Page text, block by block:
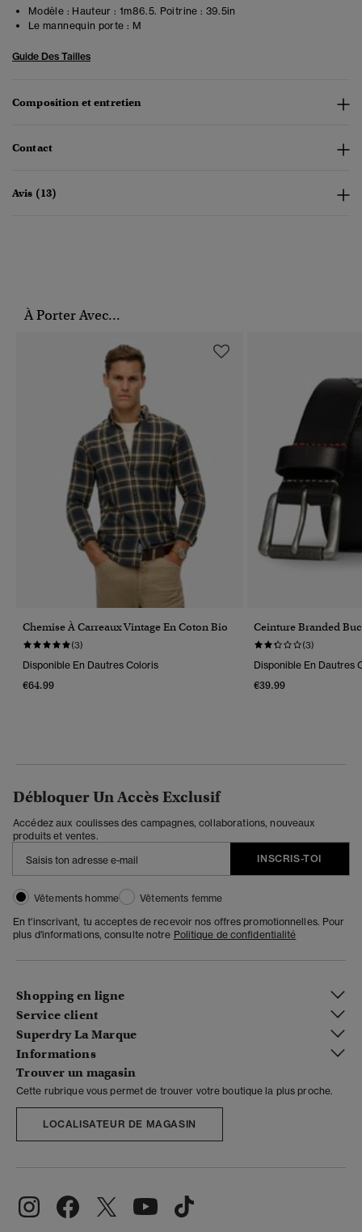
Modèle : Hauteur : 1m86.5. Poitrine : 39.5in
Le mannequin porte : M
Guide Des Tailles
Composition et entretien
Contact
Avis (13)
À Porter Avec...
Chemise À Carreaux Vintage En Coton Bio
(3)
Disponible En Dautres Coloris
€64.99
Ceinture Branded
(3)
Disponible En Dautres
€39.99
Débloquer Un Accès Exclusif
Accédez aux coulisses des campagnes, collaborations, nouveaux
produits et ventes.
INSCRIS-TOI
Vêtements homme
Vêtements femme
En t'inscrivant, tu acceptes de recevoir nos offres promotionnelles. Pour
plus d'informations, consulte notre Politique de confidentialité
Shopping en ligne
Service client
Superdry La Marque
Informations
Trouver un magasin
Cette rubrique vous permet de trouver votre boutique la plus proche.
LOCALISATEUR DE MAGASIN